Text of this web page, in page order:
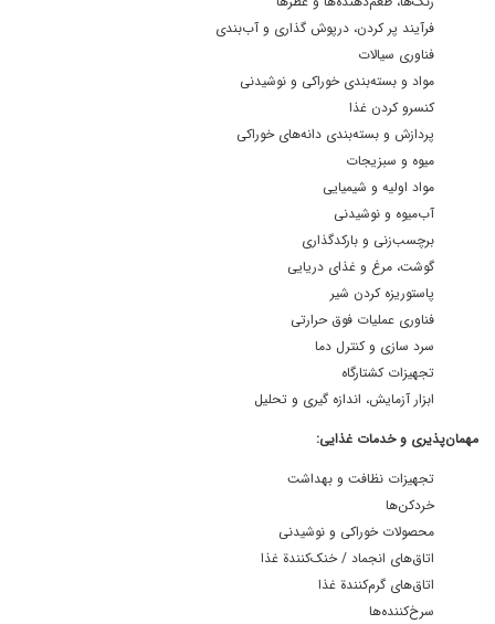
فرآیند پر کردن، درپوش گذاری و آب‌بندی
فناوری سیالات
مواد و بسته‌بندی خوراکی و نوشیدنی
کنسرو کردن غذا
پردازش و بسته‌بندی دانه‌های خوراکی
میوه و سبزیجات
مواد اولیه و شیمیایی
آب‌میوه و نوشیدنی
برچسب‌زنی و بارکدگذاری
گوشت، مرغ و غذای دریایی
پاستوریزه کردن شیر
فناوری عملیات فوق حرارتی
سرد سازی و کنترل دما
تجهیزات کشتارگاه
ابزار آزمایش، اندازه گیری و تحلیل
مهمان‌پذیری و خدمات غذایی:
تجهیزات نظافت و بهداشت
خردکن‌ها
محصولات خوراکی و نوشیدنی
اتاق‌های انجماد / خنک‌کنندة غذا
اتاق‌های گرم‌کنندة غذا
سرخ‌کننده‌ها